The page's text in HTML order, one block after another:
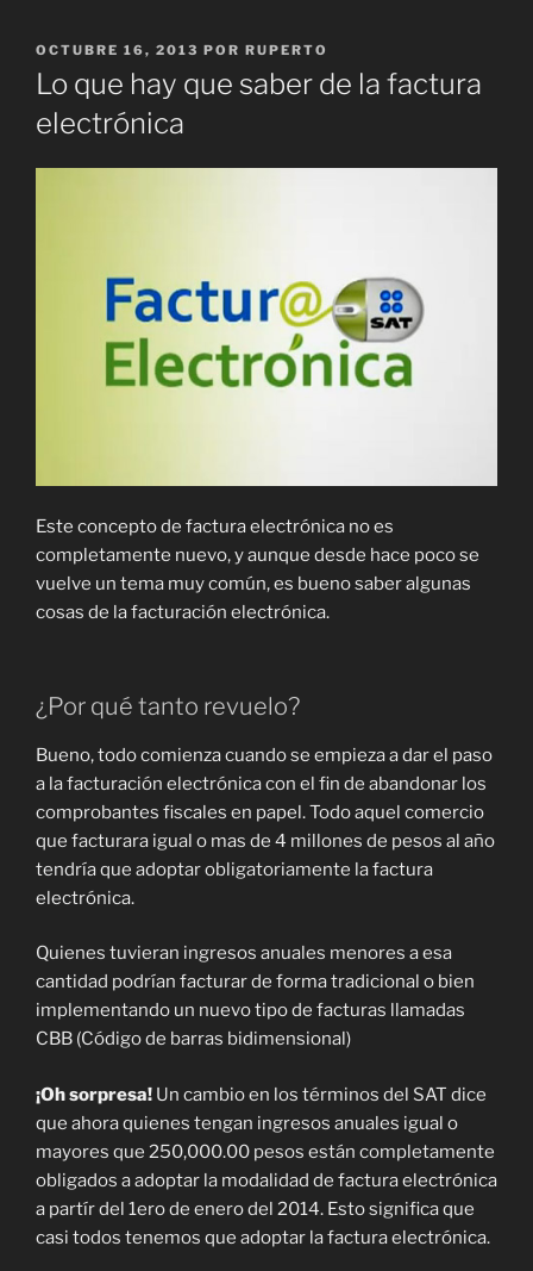
PUBLICADO
EL
OCTUBRE 16, 2013 POR RUPERTO
Lo que hay que saber de la factura
electrónica
Este concepto de factura electrónica no es
completamente nuevo, y aunque desde hace poco se
vuelve un tema muy común, es bueno saber algunas
cosas de la facturación electrónica.
¿Por qué tanto revuelo?
Bueno, todo comienza cuando se empieza a dar el paso
a la facturación electrónica con el fin de abandonar los
comprobantes fiscales en papel. Todo aquel comercio
que facturara igual o mas de 4 millones de pesos al año
tendría que adoptar obligatoriamente la factura
electrónica.
Quienes tuvieran ingresos anuales menores a esa
cantidad podrían facturar de forma tradicional o bien
implementando un nuevo tipo de facturas llamadas
CBB (Código de barras bidimensional)
¡Oh sorpresa! Un cambio en los términos del SAT dice
que ahora quienes tengan ingresos anuales igual o
mayores que 250,000.00 pesos están completamente
obligados a adoptar la modalidad de factura electrónica
a partír del 1ero de enero del 2014. Esto significa que
casi todos tenemos que adoptar la factura electrónica.